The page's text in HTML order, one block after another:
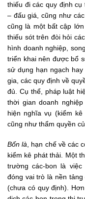
thiếu đi các quy định
– đấu giá, cũng như
cũng là một bất cập
thiếu sót trên đòi hỏi
hình doanh nghiệp,
triển khai nên được bổ
sử dụng hạn ngạch
gia, các quy định về
đủ. Cụ thể, pháp luật
thời gian doanh
hiện nghĩa vụ (kiểm
cũng như thẩm quyền
Bốn là , hạn chế về các
kiểm kê phát thải. Một
trường các-bon là
đóng vai trò là nền
(chưa có quy định).